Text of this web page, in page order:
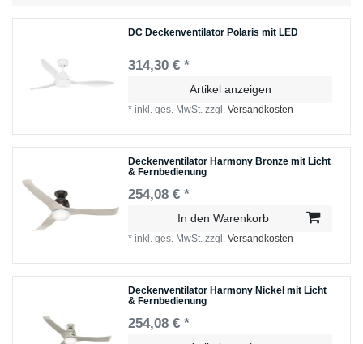
DC Deckenventilator Polaris mit LED
314,30 € *
Artikel anzeigen
*inkl. ges. MwSt. zzgl.Versandkosten
Deckenventilator Harmony Bronze mit Licht
& Fernbedienung
254,08 € *
In den Warenkorb
*inkl. ges. MwSt. zzgl.Versandkosten
Deckenventilator Harmony Nickel mit Licht
& Fernbedienung
254,08 € *